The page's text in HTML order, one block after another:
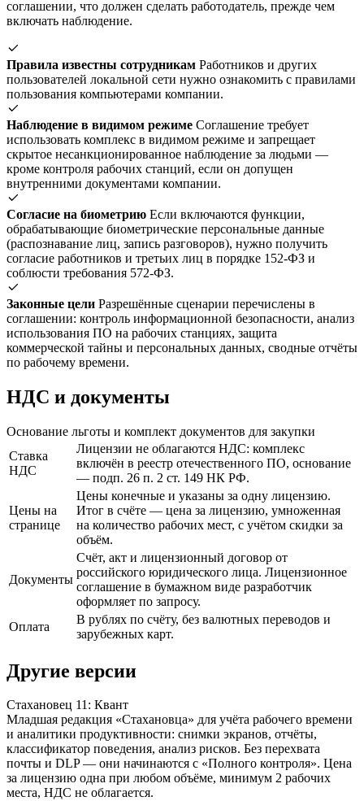
соглашении, что должен сделать работодатель, прежде чем
включать наблюдение.
Правила известны сотрудникам Работников и других
пользователей локальной сети нужно ознакомить с правилами
пользования компьютерами компании.
Наблюдение в видимом режиме Соглашение требует
использовать комплекс в видимом режиме и запрещает
скрытое несанкционированное наблюдение за людьми —
кроме контроля рабочих станций, если он допущен
внутренними документами компании.
Согласие на биометрию Если включаются функции,
обрабатывающие биометрические персональные данные
(распознавание лиц, запись разговоров), нужно получить
согласие работников и третьих лиц в порядке 152-ФЗ и
соблюсти требования 572-ФЗ.
Законные цели Разрешённые сценарии перечислены в
соглашении: контроль информационной безопасности, анализ
использования ПО на рабочих станциях, защита
коммерческой тайны и персональных данных, сводные отчёты
по рабочему времени.
НДС и документы
Основание льготы и комплект документов для закупки
Ставка
НДС
Лицензии не облагаются НДС: комплекс
включён в реестр отечественного ПО, основание
— подп. 26 п. 2 ст. 149 НК РФ.
Цены на
странице
Цены конечные и указаны за одну лицензию.
Итог в счёте — цена за лицензию, умноженная
на количество рабочих мест, с учётом скидки за
объём.
Документы
Счёт, акт и лицензионный договор от
российского юридического лица. Лицензионное
соглашение в бумажном виде разработчик
оформляет по запросу.
Оплата
В рублях по счёту, без валютных переводов и
зарубежных карт.
Другие версии
Стахановец 11: Квант
Младшая редакция «Стахановца» для учёта рабочего времени
и аналитики продуктивности: снимки экранов, отчёты,
классификатор поведения, анализ рисков. Без перехвата
почты и DLP — они начинаются с «Полного контроля». Цена
за лицензию одна при любом объёме, минимум 2 рабочих
места, НДС не облагается.